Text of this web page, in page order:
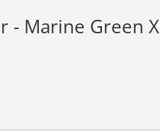
- Marine Green